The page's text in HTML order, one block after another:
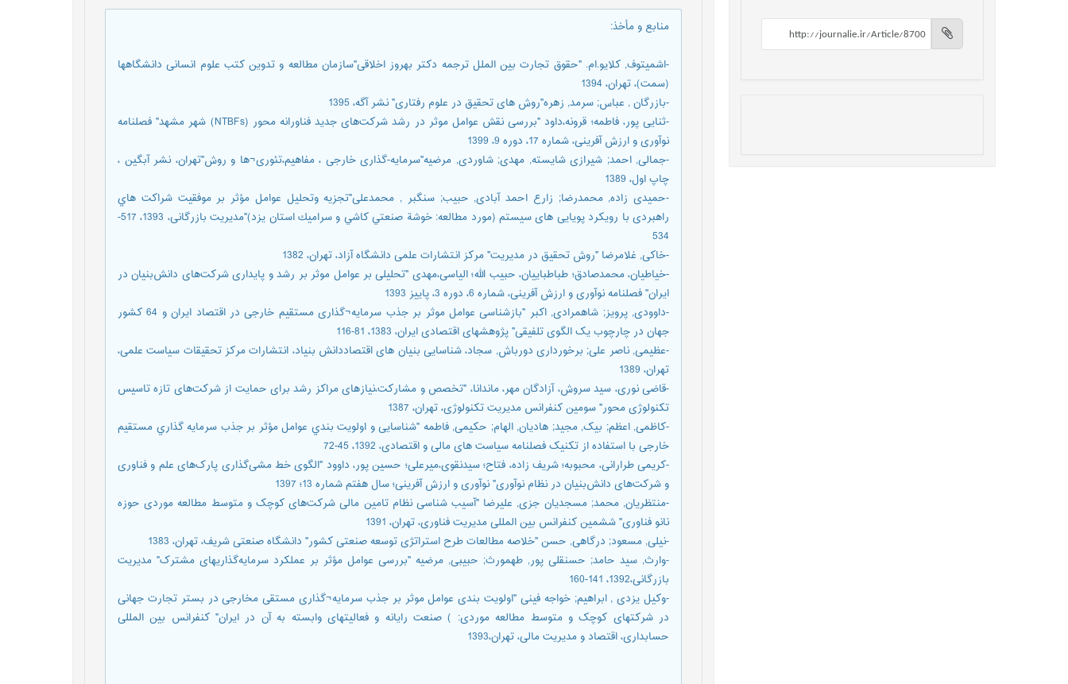
منابع و مأخذ:
-اشمیتوف, کلایو.ام. "حقوق تجارت بین الملل ترجمه دکتر بهروز اخلاقی"سازمان مطالعه و تدوین کتب علوم انسانی دانشگاهها
(سمت)، تهران، 1394
-بازرگان , عباس; سرمد, زهره"روش های تحقیق در علوم رفتاری" نشر آگه، 1395
-ثنایی پور، فاطمه؛ قرونه،داود "بررسی نقش عوامل موثر در رشد شرکت‌های جدید فناورانه محور (NTBFs) شهر مشهد" فصلنامه
نوآوری و ارزش آفرینی، شماره 17، دوره 9، 1399
-جمالی, احمد; شیرازی شایسته, مهدی; شاوردی, مرضیه"سرمایه-گذاری خارجی ، مفاهیم،تئوری¬ها و روش"تهران، نشر آبگین ،
چاپ اول، 1389
-حمیدی زاده, محمدرضا; زارع احمد آبادی, حبیب; سنگبر , محمدعلی"تجزيه وتحليل عوامل مؤثر بر موفقيت شراكت هاي
راهبردی با رویکرد پویایی های سیستم (مورد مطالعه: خوشة صنعتي كاشي و سراميك استان يزد)"مدیریت بازرگانی، 1393، 517-
534
-خاکی, غلامرضا "روش تحقیق در مدیریت" مرکز انتشارات علمی دانشگاه آزاد، تهران، 1382
-خیاطیان، محمدصادق؛ طباطباییان، حبیب الله؛ الیاسی،مهدی "تحلیلی بر عوامل موثر بر رشد و پایداری شرکت‌های دانش‌بنیان در
ایران" فصلنامه نوآوری و ارزش آفرینی، شماره 6، دوره 3، پاییز 1393
-داوودی, پرویز; شاهمرادی, اکبر "بازشناسی عوامل موثر بر جذب سرمایه¬گذاری مستقیم خارجی در اقتصاد ایران و 64 کشور
جهان در چارچوب یک الگوی تلفیقی" پژوهشهای اقتصادی ایران، 1383، 81-116
-عظیمی, ناصر علی; برخورداری دورباش, سجاد، شناسایی بنیان های اقتصاددانش بنیاد، انتشارات مرکز تحقیقات سیاست علمی،
تهران، 1389
-قاضی نوری، سید سروش، آزادگان مهر، ماندانا، "تخصص و مشارکت،نیازهای مراکز رشد برای حمایت از شرکت‌های تازه تاسیس
تکنولوژی محور" سومین کنفرانس مدیریت تکنولوژی، تهران، 1387
-کاظمی, اعظم; بیک, مجید; هادیان, الهام; حکیمی, فاطمه "شناسایی و اولویت بندي عوامل مؤثر بر جذب سرمایه گذاري مستقیم
خارجی با استفاده از تکنیک فصلنامه سیاست های مالی و اقتصادی، 1392، 45-72
-کریمی طرارانی، محبوبه؛ شریف زاده، فتاح؛ سیدنقوی،میرعلی؛ حسین پور، داوود "الگوی خط مشی‌گذاری پارک‌های علم و فناوری
و شرکت‌های دانش‌بنیان در نظام نوآوری" نوآوری و ارزش آفرینی؛ سال هفتم شماره 13؛ 1397
-منتظریان, محمد; مسجدیان جزی, علیرضا "آسیب شناسی نظام تامین مالی شرکت‌های کوچک و متوسط مطالعه موردی حوزه
نانو فناوری" ششمین کنفرانس بین المللی مدیریت فناوری، تهران، 1391
-نیلی, مسعود; درگاهی, حسن "خلاصه مطالعات طرح استراتژی توسعه صنعتی کشور" دانشگاه صنعتی شریف، تهران، 1383
-وارث, سید حامد; حسنقلی پور, طهمورث; حبیبی, مرضیه "بررسی عوامل مؤثر بر عملکرد سرمایه‌گذاریهای مشترک" مدیریت
بازرگانی،1392، 141-160
-وکیل یزدی , ابراهیم; خواجه فینی "اولویت بندی عوامل موثر بر جذب سرمایه¬گذاری مستقی مخارجی در بستر تجارت جهانی
در شرکتهای کوچک و متوسط مطالعه موردی: ) صنعت رایانه و فعالیتهای وابسته به آن در ایران" کنفرانس بین المللی
حسابداری، اقتصاد و مدیریت مالی، تهران،1393